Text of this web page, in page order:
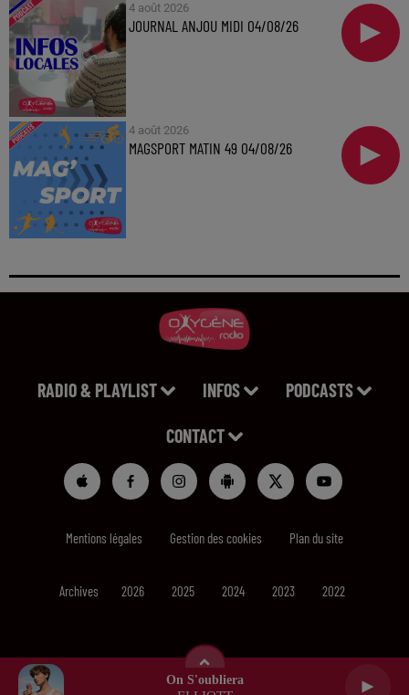
On S'oubliera
4 août 2026
JOURNAL ANJOU MIDI 04/08/26
4 août 2026
MAGSPORT MATIN 49 04/08/26
RADIO & PLAYLIST INFOS PODCASTS
CONTACT
Mentions légales Gestion des cookies Plan du site
Archives 2026 2025 2024 2023 2022